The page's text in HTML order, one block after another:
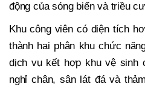
động của sóng biển và triều
Khu công viên có diện tích
thành hai phân khu chức
dịch vụ kết hợp khu vệ sinh
nghỉ chân, sân lát đá và